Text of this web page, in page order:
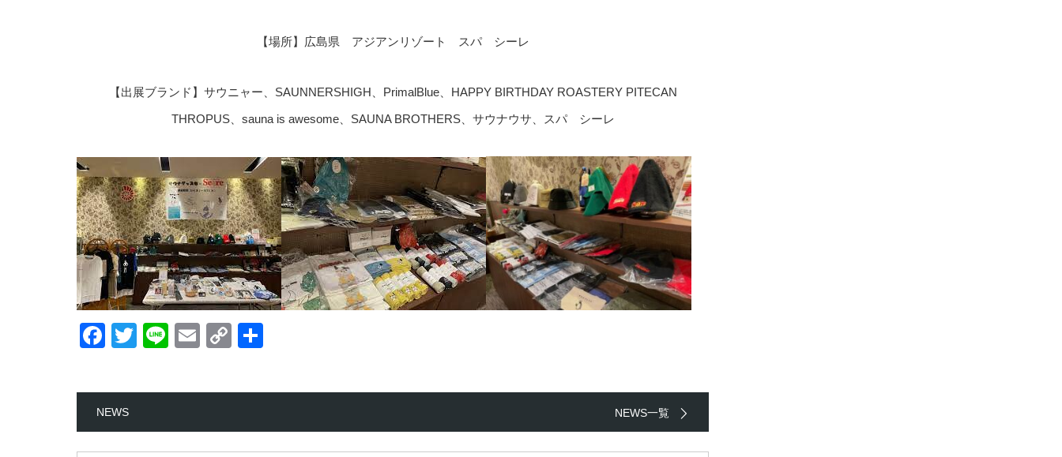
【場所】広島県 アジアンリゾート スパ シーレ
【出展ブランド】サウニャー、SAUNNERSHIGH、PrimalBlue、HAPPY BIRTHDAY ROASTERY PITECAN
THROPUS、sauna is awesome、SAUNA BROTHERS、サウナウサ、スパ シーレ
Facebook
Twitter
LineEmailCopy
NEWS NEWS一覧